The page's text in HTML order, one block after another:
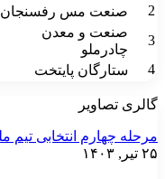
2
صنعت مس رفسنجان
3
صنعت و معدن
چادرملو
4
ستارگان پایتخت
گالری تصاویر
مرحله چهارم انتخابی تیم
۲۵ تیر, ۱۴۰۳